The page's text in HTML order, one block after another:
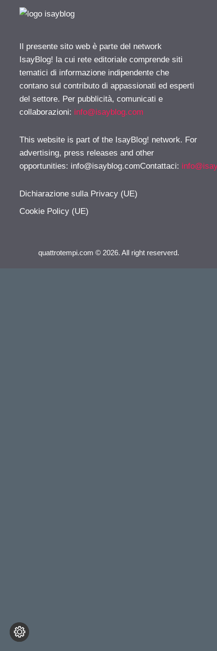
Il presente sito web è parte del network
IsayBlog! la cui rete editoriale comprende siti
tematici di informazione indipendente che
contano sul contributo di appassionati ed esperti
del settore. Per pubblicità, comunicati e
collaborazioni: info@isayblog.com
This website is part of the IsayBlog! network. For
advertising, press releases and other
opportunities: info@isayblog.comContattaci:
Dichiarazione sulla Privacy (UE)
Cookie Policy (UE)
quattrotempi.com © 2026. All right reserverd.